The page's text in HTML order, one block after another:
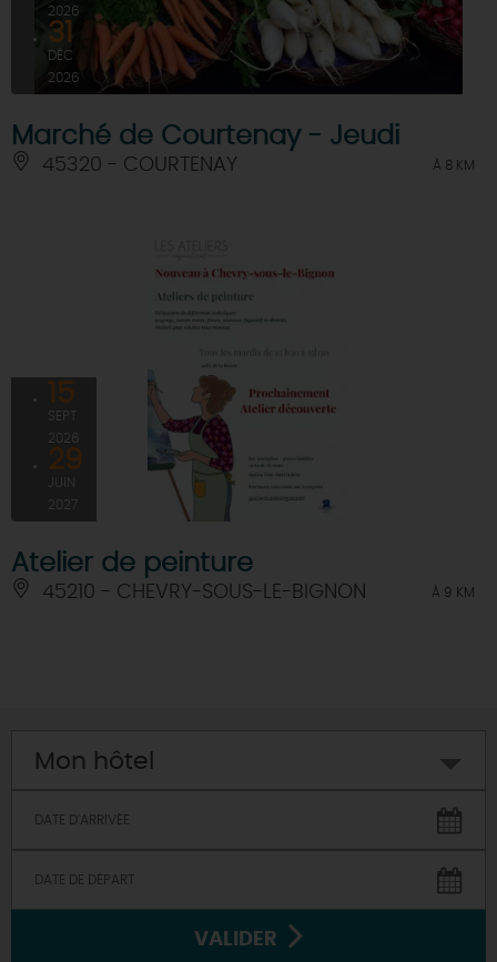
2026
31
DÉC
2026
Marché de Courtenay - Jeudi
45320 - COURTENAY À 8 KM
15
SEPT
2026
29
2027
Atelier de peinture
45210 - CHEVRY-SOUS-LE-BIGNON À 9 KM
Mon hôtel
VALIDER